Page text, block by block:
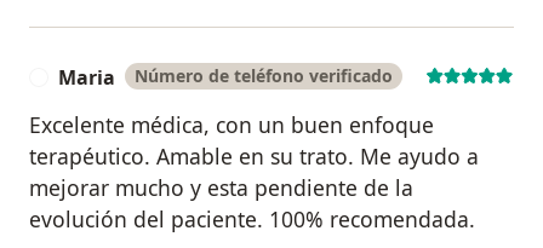
Maria Número de teléfono verificado
Excelente médica, con un buen enfoque
terapéutico. Amable en su trato. Me ayudo a
mejorar mucho y esta pendiente de la
evolución del paciente. 100% recomendada.